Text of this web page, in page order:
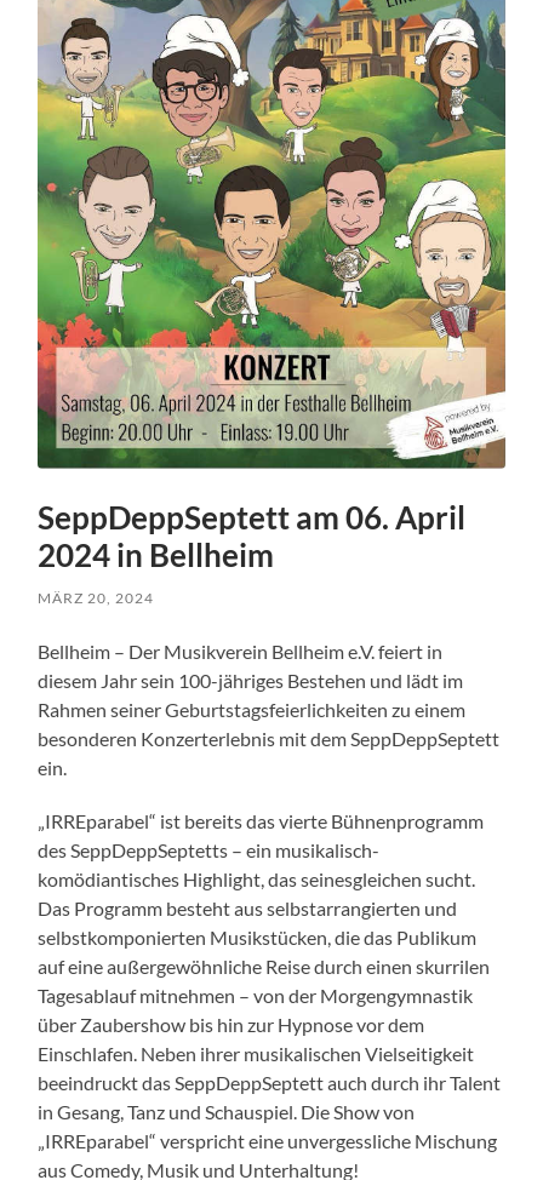
SeppDeppSeptett am 06. April
2024 in Bellheim
MÄRZ 20, 2024
Bellheim – Der Musikverein Bellheim e.V. feiert in
diesem Jahr sein 100-jähriges Bestehen und lädt im
Rahmen seiner Geburtstagsfeierlichkeiten zu einem
besonderen Konzerterlebnis mit dem SeppDeppSeptett
ein.
„IRREparabel“ ist bereits das vierte Bühnenprogramm
des SeppDeppSeptetts – ein musikalisch-
komödiantisches Highlight, das seinesgleichen sucht.
Das Programm besteht aus selbstarrangierten und
selbstkomponierten Musikstücken, die das Publikum
auf eine außergewöhnliche Reise durch einen skurrilen
Tagesablauf mitnehmen – von der Morgengymnastik
über Zaubershow bis hin zur Hypnose vor dem
Einschlafen. Neben ihrer musikalischen Vielseitigkeit
beeindruckt das SeppDeppSeptett auch durch ihr Talent
in Gesang, Tanz und Schauspiel. Die Show von
„IRREparabel“ verspricht eine unvergessliche Mischung
aus Comedy, Musik und Unterhaltung!